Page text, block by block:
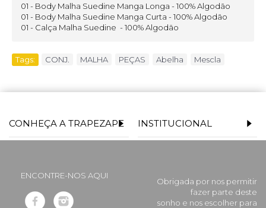
01 - Body Malha Suedine Manga Longa - 100% Algodão
01 - Body Malha Suedine Manga Curta - 100% Algodão
01 - Calça Malha Suedine - 100% Algodão
Tags: CONJ. MALHA PEÇAS Abelha Mescla
CONHEÇA A TRAPEZAPE INSTITUCIONAL
ENCONTRE-NOS AQUI
Obrigada por nos permitir
fazer parte deste
sonho e nos escolher para